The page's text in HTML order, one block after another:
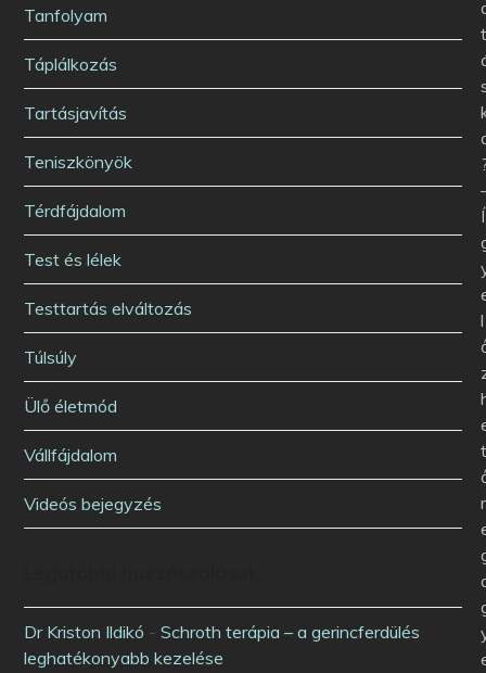
Tanfolyam
Táplálkozás
Tartásjavítás
Teniszkönyök
Térdfájdalom
Test és lélek
Testtartás elváltozás
Túlsúly
Ülő életmód
Vállfájdalom
Videós bejegyzés
Dr Kriston Ildikó -Schroth terápia – a gerincferdülés
leghatékonyabb kezelése
Í
l